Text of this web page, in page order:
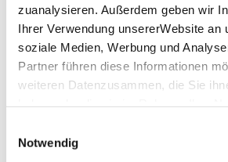
zuanalysieren. Außerdem geben wir
Ihrer Verwendung unsererWebsite an
soziale Medien, Werbung und
Partner führen diese Informationen
weiteren Datenzusammen, die Sie
Impressum
Notwendig
Marktplatz Schwäbisch Gmünd
Marktplatz 31/1
73525 Schwäbisch Gmünd